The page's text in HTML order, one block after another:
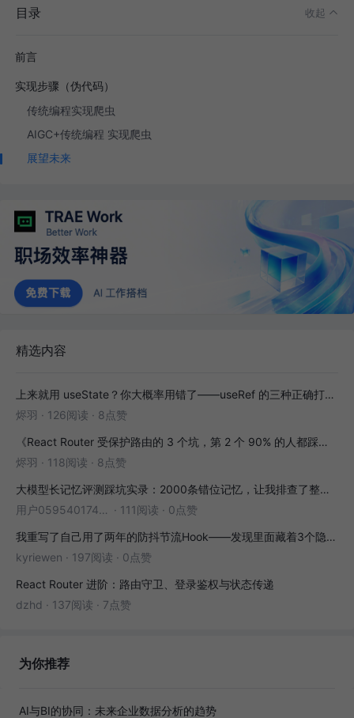
目录 收起
前言
实现步骤（伪代码）
传统编程实现爬虫
AIGC+传统编程 实现爬虫
展望未来
精选内容
上来就用 useState？你大概率用错了——useRef 的三种正确打开方式
烬羽 · 126阅读 · 8点赞
《React Router 受保护路由的 3 个坑，第 2 个 90% 的人都踩过》
烬羽 · 118阅读 · 8点赞
大模型长记忆评测踩坑实录：2000条错位记忆，让我排查了整整3小时
用户05954017446 · 111阅读 · 0点赞
我重写了自己用了两年的防抖节流Hook——发现里面藏着3个隐藏bug
kyriewen · 197阅读 · 0点赞
React Router 进阶：路由守卫、登录鉴权与状态传递
dzhd · 137阅读 · 7点赞
为你推荐
AI与BI的协同：未来企业数据分析的趋势